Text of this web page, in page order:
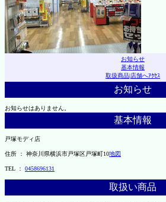
お知らせ
基本情報
取扱商品|店舗へｱｸｾｽ
お知らせ
お知らせはありません。
基本情報
戸塚モディ店
住所 ： 神奈川県横浜市戸塚区戸塚町10地図
TEL ： 0458696131
取扱い商品